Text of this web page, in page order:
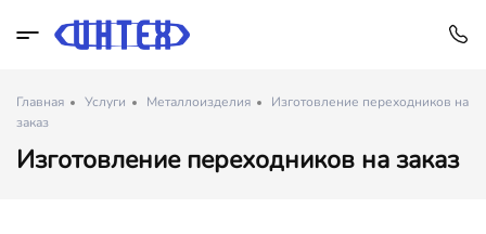
Главная Услуги Металлоизделия
Изготовление переходников на
заказ
Изготовление переходников на заказ